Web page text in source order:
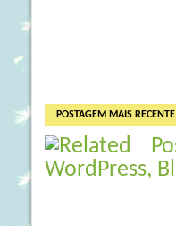
POSTAGEM MAIS RECENTE